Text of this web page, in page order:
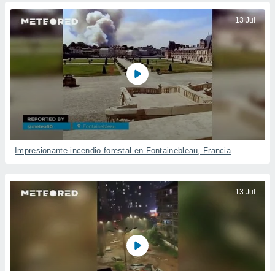
13 Jul
Impresionante incendio forestal en Fontainebleau, Francia
13 Jul